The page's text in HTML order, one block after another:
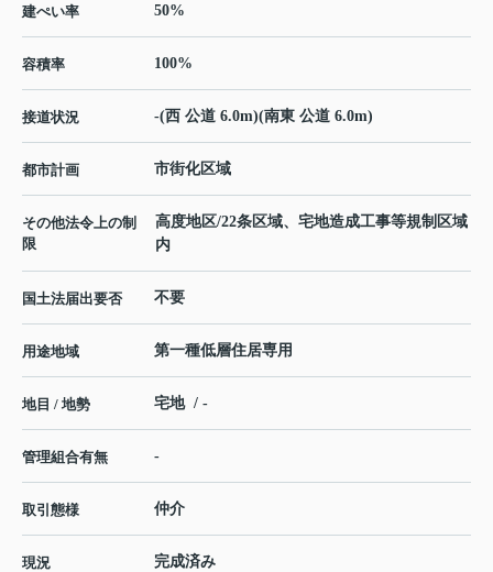
建ぺい率 50%
容積率 100%
接道状況 -(西 公道 6.0m)(南東 公道 6.0m)
都市計画 市街化区域
その他法令上の制
限
高度地区/22条区域、宅地造成工事等規制区域
内
国土法届出要否 不要
用途地域 第一種低層住居専用
地目 / 地勢 宅地 / -
管理組合有無 -
取引態様 仲介
現況 完成済み